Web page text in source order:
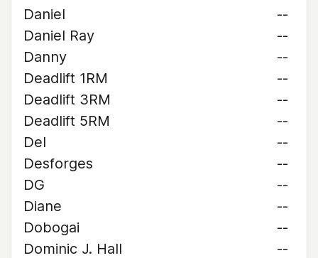
Daniel
--
Daniel Ray
--
Danny
--
Deadlift 1RM
--
Deadlift 3RM
--
Deadlift 5RM
--
Del
--
Desforges
--
DG
--
Diane
--
Dobogai
--
Dominic J. Hall
--